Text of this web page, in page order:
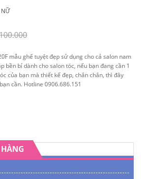
NỮ
mẫu ghế tuyệt đẹp sử dụng cho cả salon nam
bền bỉ dành cho salon tóc, nếu bạn đang cần 1
của bạn mà thiết kế đẹp, chắn chắn, thì đây
cần. Hotline 0906.686.151